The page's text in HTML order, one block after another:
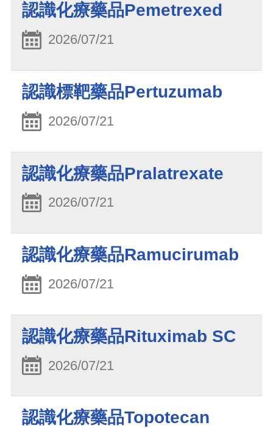
認識化療藥品Pemetrexed
2026/07/21
認識標靶藥品Pertuzumab
2026/07/21
認識化療藥品Pralatrexate
2026/07/21
認識化療藥品Ramucirumab
2026/07/21
認識化療藥品Rituximab SC
2026/07/21
認識化療藥品Topotecan